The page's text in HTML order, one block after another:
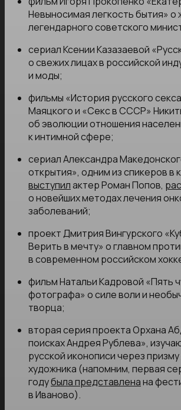
Невыносимая легкость бытия» о
легендарного советского
сериал Ксении Казазаевой
о свежих лицах в российской
и моды;
фильмы «История русского
Маяцкого и «Секс в СССР»
об эволюции отношения
к интимной сфере;
сериал Александра
открытия», одним из спикеров в
выступилактер Роман Попов,
о новейших методах лечения
заболеваний;
проект Дмитрия Вингурского
Верить в мечту» о главном
в современном российском
фильм Натальи Кадровой «Пять
фотографа» о силе воли и
творца;
вторая серия проекта Орхана
поисках Андрея Рублева»,
русской иконописи через
художника (напомним, первая
годубыла представленана
в Иваново).